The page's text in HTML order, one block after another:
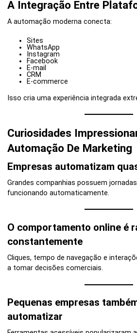
A Integração Entre
A automação moderna conecta:
Sites
WhatsApp
Instagram
Facebook
E-mail
CRM
E-commerce
Isso cria uma experiência integrada
Curiosidades
Automação De Marketing
Empresas automatizam
Grandes companhias possuem
funcionando automaticamente.
O comportamento online é
constantemente
Cliques, tempo de navegação e
a tomar decisões comerciais.
Pequenas empresas
automatizar